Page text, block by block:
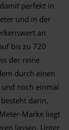
perfekt in
und in der
an
bis zu 720
der reine
durch einen
noch einmal
darin,
Marke liegt
lassen. Unter